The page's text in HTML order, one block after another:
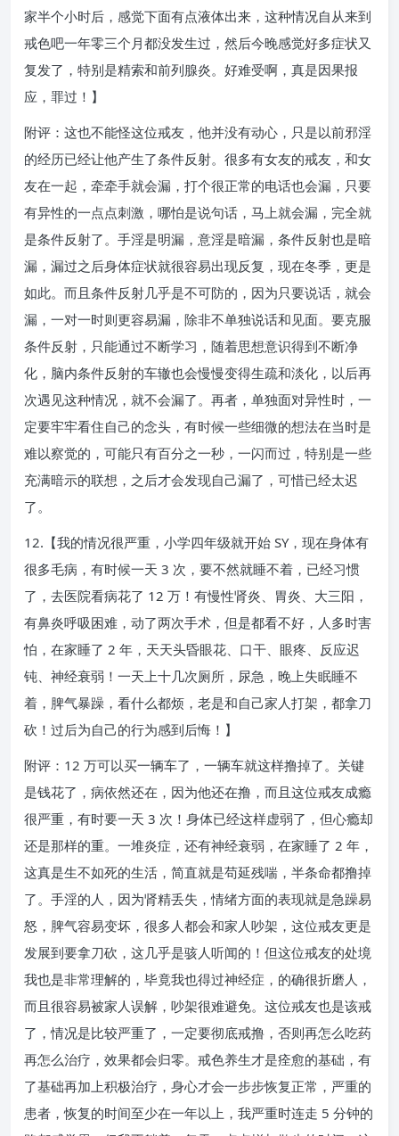
家半个小时后，感觉下面有点液体出来，这种情况自从来到
戒色吧一年零三个月都没发生过，然后今晚感觉好多症状又
复发了，特别是精索和前列腺炎。好难受啊，真是因果报
应，罪过！】
附评：这也不能怪这位戒友，他并没有动心，只是以前邪淫
的经历已经让他产生了条件反射。很多有女友的戒友，和女
友在一起，牵牵手就会漏，打个很正常的电话也会漏，只要
有异性的一点点刺激，哪怕是说句话，马上就会漏，完全就
是条件反射了。手淫是明漏，意淫是暗漏，条件反射也是暗
漏，漏过之后身体症状就很容易出现反复，现在冬季，更是
如此。而且条件反射几乎是不可防的，因为只要说话，就会
漏，一对一时则更容易漏，除非不单独说话和见面。要克服
条件反射，只能通过不断学习，随着思想意识得到不断净
化，脑内条件反射的车辙也会慢慢变得生疏和淡化，以后再
次遇见这种情况，就不会漏了。再者，单独面对异性时，一
定要牢牢看住自己的念头，有时候一些细微的想法在当时是
难以察觉的，可能只有百分之一秒，一闪而过，特别是一些
充满暗示的联想，之后才会发现自己漏了，可惜已经太迟
了。
12.【我的情况很严重，小学四年级就开始 SY，现在身体有
很多毛病，有时候一天 3 次，要不然就睡不着，已经习惯
了，去医院看病花了 12 万！有慢性肾炎、胃炎、大三阳，
有鼻炎呼吸困难，动了两次手术，但是都看不好，人多时害
怕，在家睡了 2 年，天天头昏眼花、口干、眼疼、反应迟
钝、神经衰弱！一天上十几次厕所，尿急，晚上失眠睡不
着，脾气暴躁，看什么都烦，老是和自己家人打架，都拿刀
砍！过后为自己的行为感到后悔！】
附评：12 万可以买一辆车了，一辆车就这样撸掉了。关键
是钱花了，病依然还在，因为他还在撸，而且这位戒友成瘾
很严重，有时要一天 3 次！身体已经这样虚弱了，但心瘾却
还是那样的重。一堆炎症，还有神经衰弱，在家睡了 2 年，
这真是生不如死的生活，简直就是苟延残喘，半条命都撸掉
了。手淫的人，因为肾精丢失，情绪方面的表现就是急躁易
怒，脾气容易变坏，很多人都会和家人吵架，这位戒友更是
发展到要拿刀砍，这几乎是骇人听闻的！但这位戒友的处境
我也是非常理解的，毕竟我也得过神经症，的确很折磨人，
而且很容易被家人误解，吵架很难避免。这位戒友也是该戒
了，情况是比较严重了，一定要彻底戒撸，否则再怎么吃药
再怎么治疗，效果都会归零。戒色养生才是痊愈的基础，有
了基础再加上积极治疗，身心才会一步步恢复正常，严重的
患者，恢复的时间至少在一年以上，我严重时连走 5 分钟的